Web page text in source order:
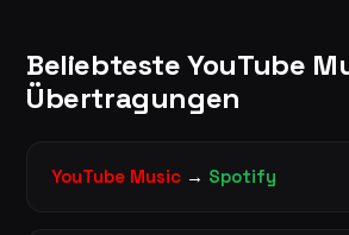
Beliebteste YouTube
Übertragungen
YouTube Music → Spotify